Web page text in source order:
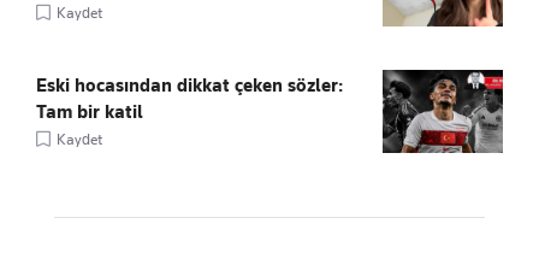
Kaydet
Eski hocasından dikkat çeken sözler:
Tam bir katil
Kaydet